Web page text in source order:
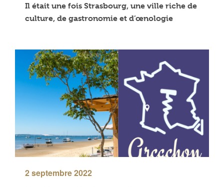
Il était une fois Strasbourg, une ville riche de
culture, de gastronomie et d’œnologie
2 septembre 2022